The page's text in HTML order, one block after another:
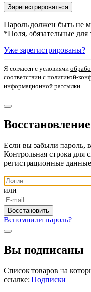
Пароль должен быть не
*Поля, обязательные для
Уже зарегистрированы?
Я согласен c условиями
соответствии с политикой-
информационной рассылки.
Если вы забыли пароль,
Контрольная строка для
регистрационные
или
Вспомнили пароль?
Вы подписаны
Список товаров на
ссылке: Подписки